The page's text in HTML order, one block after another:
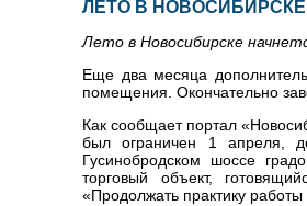
ЛЕТО В
Лето в Новосибирске
Еще два месяца
помещения. Окончательно
Как сообщает портал
был ограничен 1 апреля,
Гусинобродском шоссе
торговый объект,
«Продолжать практику